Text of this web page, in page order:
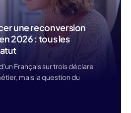
une reconversion
2026 : tous les
Français sur trois déclare
mais la question du